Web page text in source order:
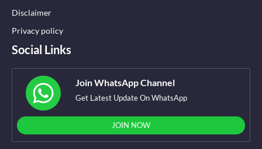
Disclaimer
Privacy policy
Social Links
Join WhatsApp Channel
Get Latest Update On WhatsApp
JOIN NOW